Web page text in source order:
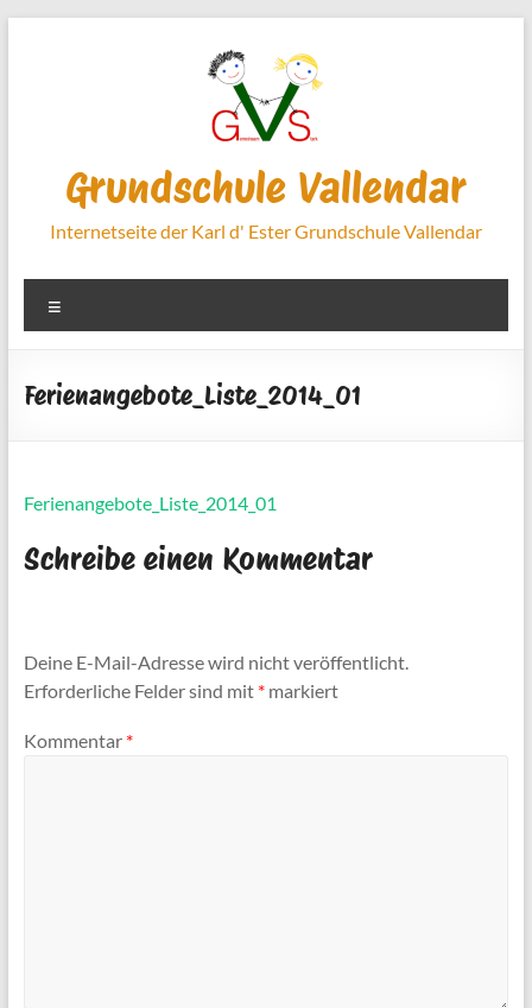
Grundschule Vallendar
Internetseite der Karl d' Ester Grundschule Vallendar
Ferienangebote_Liste_2014_01
Ferienangebote_Liste_2014_01
Schreibe einen Kommentar
Deine E-Mail-Adresse wird nicht veröffentlicht.
Erforderliche Felder sind mit *markiert
Kommentar *